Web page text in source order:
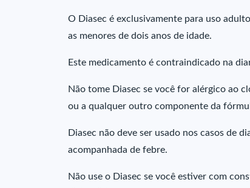
O Diasec é exclusivamente para uso
as menores de dois anos de idade.
Este medicamento é contraindicado na
Não tome Diasec se você for alérgico ao
ou a qualquer outro componente da
Diasec não deve ser usado nos casos de
acompanhada de febre.
Não use o Diasec se você estiver com